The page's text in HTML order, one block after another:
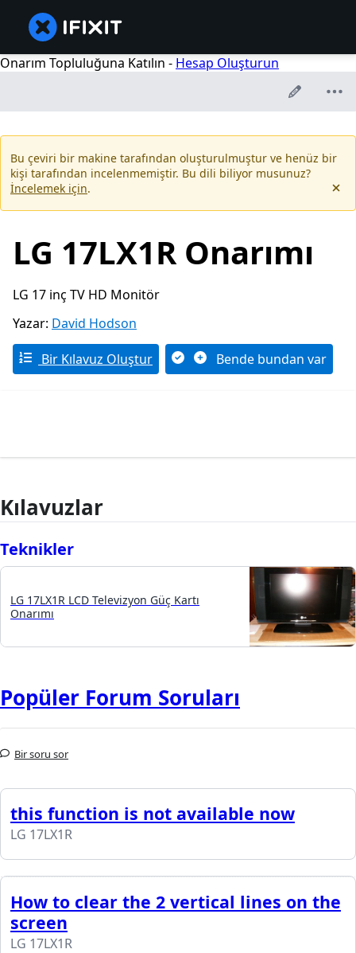
Onarım Topluluğuna Katılın - Hesap Oluşturun
Bu çeviri bir makine tarafından oluşturulmuştur ve henüz bir
kişi tarafından incelenmemiştir. Bu dili biliyor musunuz?
İncelemek için.
LG 17LX1R Onarımı
LG 17 inç TV HD Monitör
Yazar: David Hodson
Bir Kılavuz Oluştur Bende bundan var
Kılavuzlar
Teknikler
LG 17LX1R LCD Televizyon Güç Kartı
Onarımı
Popüler Forum Soruları
Bir soru sor
this function is not available now
LG 17LX1R
How to clear the 2 vertical lines on the
screen
LG 17LX1R